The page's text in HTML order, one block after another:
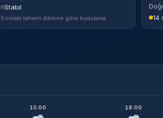
Stabil
Sonraki tahmin dilimine göre kıyaslama.
14
15:00 18:00